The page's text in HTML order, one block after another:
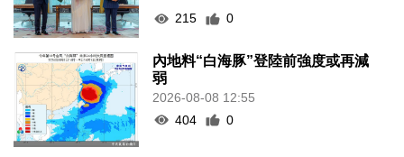
215
0
內地料“白海豚”登陸前強度或再減
弱
2026-08-08 12:55
404
0